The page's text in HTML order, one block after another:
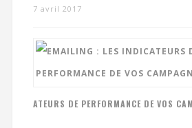
7 avril 2017
ATEURS DE PERFORMANCE DE VOS